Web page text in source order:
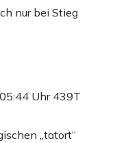
nur bei Stieg
Uhr 439T
„tatort“